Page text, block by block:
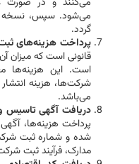
می‌شود. سپس، نسخه
گردد.
پرداخت هزینه‌های
قانونی است که میزان
است. این هزینه‌ها
شرکت‌ها، هزینه
می‌باشد.
دریافت آگهی تاسیس
پرداخت هزینه‌ها،
شده و شماره ثبت
مدارک، فرآیند ثبت